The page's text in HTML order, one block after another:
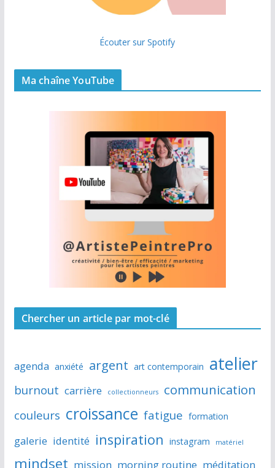
Écouter sur Spotify
Ma chaîne YouTube
Chercher un article par mot-clé
agenda anxiété argent art contemporain atelier
burnout carrière collectionneurs communication
couleurs croissance fatigue formation
galerie identité inspiration instagram matériel
mindset mission morning routine méditation